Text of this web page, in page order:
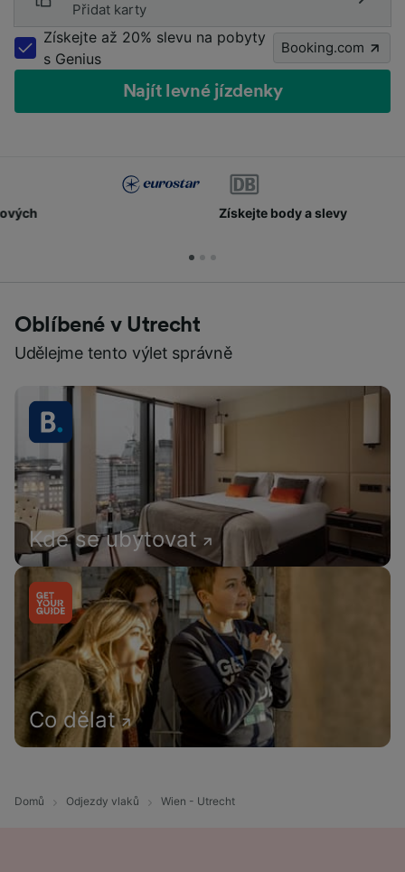
Přidat karty
Získejte až 20% slevu na pobyty
s Genius
Booking.com
Najít levné jízdenky
Získejte body a slevy
Oblíbené v Utrecht
Udělejme tento výlet správně
Kde se ubytovat
Co dělat
Domů Odjezdy vlaků Wien - Utrecht